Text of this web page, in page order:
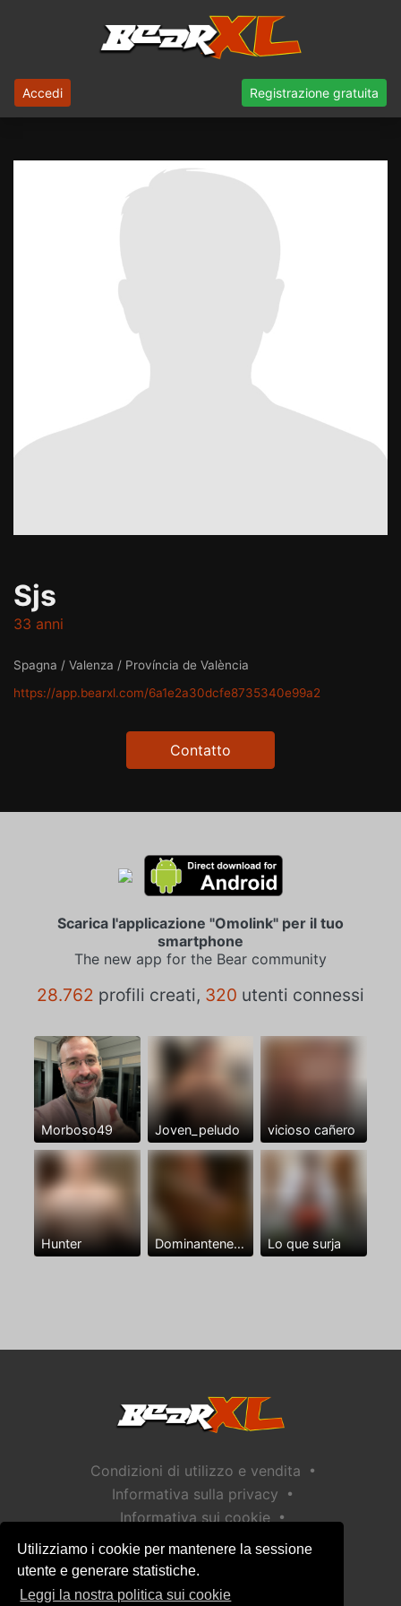
Utilizziamo i cookie per mantenere la sessione
utente e generare statistiche.
Leggi la nostra politica sui cookie
Accedi Registrazione gratuita
Sjs
33 anni
Spagna / Valenza / Província de València
https://app.bearxl.com/6a1e2a30dcfe8735340e99a2
Contatto
Scarica l'applicazione "Omolink" per il tuo
smartphone
The new app for the Bear community
28.762 profili creati, 320 utenti connessi
Morboso49 Joven_peludo vicioso cañero
Hunter Dominantenegro ya Lo que surja
Condizioni di utilizzo e vendita •
Informativa sulla privacy •
Informativa sui cookie •
Politica sulla sicurezza dei bambini
Aiuto / Contatto